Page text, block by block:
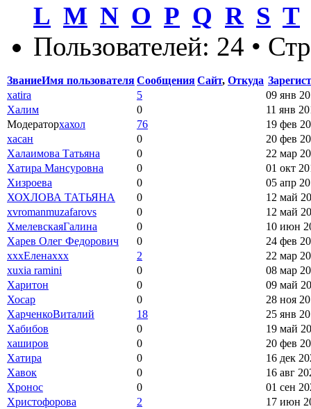
L M N O P Q R S T
Пользователей: 24 •
ЗваниеИмя пользователяСообщенияСайт, Откуда
xatira
5
09 янв
Халим
0
11 янв
Модераторхахол 76
19 фев
хасан
0
20 фев
Халаимова Татьяна
0
22 мар
Хатира Мансуровна
0
01 окт
Хизроева
0
05 апр
ХОХЛОВА ТАТЬЯНА
0
12 май
xvromanmuzafarovs
0
12 май
ХмелевскаяГалина
0
10 июн
Харев Олег Федорович
0
24 фев
хххЕленаххх
2
22 мар
xuxia ramini
0
08 мар
Харитон
0
09 май
Хосар
0
28 ноя
ХарченкоВиталий
18
25 янв
Хабибов
0
19 май
хаширов
0
20 фев
Хатира
0
16 дек
Хавок
0
16 авг
Хронос
0
01 сен
Христофорова
2
17 июн